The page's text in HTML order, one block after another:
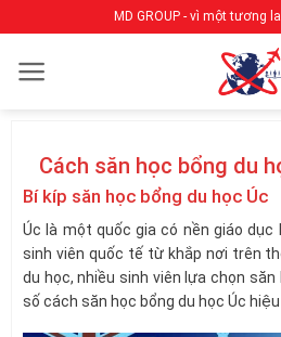
qua
nội
MD GROUP - vì một tương
Cách săn học bổng du
Bí kíp săn học bổng du học Úc
Úc là một quốc gia có nền giáo
sinh viên quốc tế từ khắp nơi trên
du học, nhiều sinh viên lựa chọn
số cách săn học bổng du học Úc hiệu